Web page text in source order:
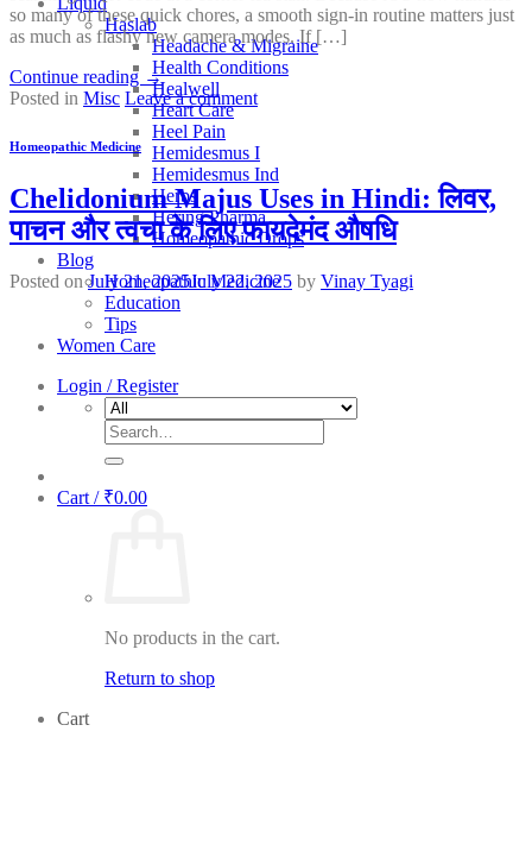
Haslab
Headache & Migraine
Health Conditions
Healwell
Heart Care
Heel Pain
Hemidesmus I
Hemidesmus Ind
Herbs
Hering Pharma
Homeopathic Drops
Blog
Homeopathic Medicine
Education
Tips
Women Care
Login / Register
Search
for:
Cart / ₹0.00
No products in the cart.
Return to shop
Cart
so many of these quick chores, a smooth sign-in routine matters just
as much as flashy new camera modes. If […]
Continue reading →
Posted in Misc Leave a comment
Homeopathic Medicine
Chelidonium Majus Uses in Hindi: लिवर,
पाचन और त्वचा के लिए फायदेमंद औषधि
Posted onJuly 21, 2025July 22, 2025 by Vinay Tyagi